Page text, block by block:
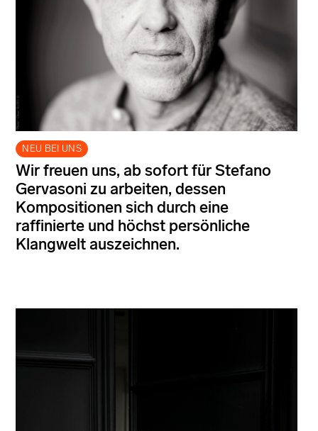
NEU BEI UNS
Wir freuen uns, ab sofort für Stefano
Gervasoni zu arbeiten, dessen
Kompositionen sich durch eine
raffinierte und höchst persönliche
Klangwelt auszeichnen.